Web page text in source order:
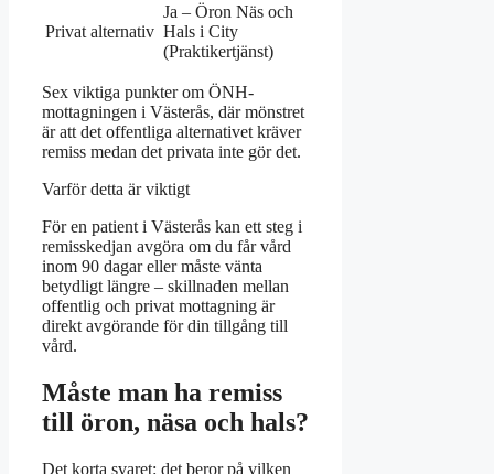
Privat alternativ
Ja – Öron Näs och
Hals i City
(Praktikertjänst)
Sex viktiga punkter om ÖNH-
mottagningen i Västerås, där mönstret
är att det offentliga alternativet kräver
remiss medan det privata inte gör det.
Varför detta är viktigt
För en patient i Västerås kan ett steg i
remisskedjan avgöra om du får vård
inom 90 dagar eller måste vänta
betydligt längre – skillnaden mellan
offentlig och privat mottagning är
direkt avgörande för din tillgång till
vård.
Måste man ha remiss
till öron, näsa och hals?
Det korta svaret: det beror på vilken